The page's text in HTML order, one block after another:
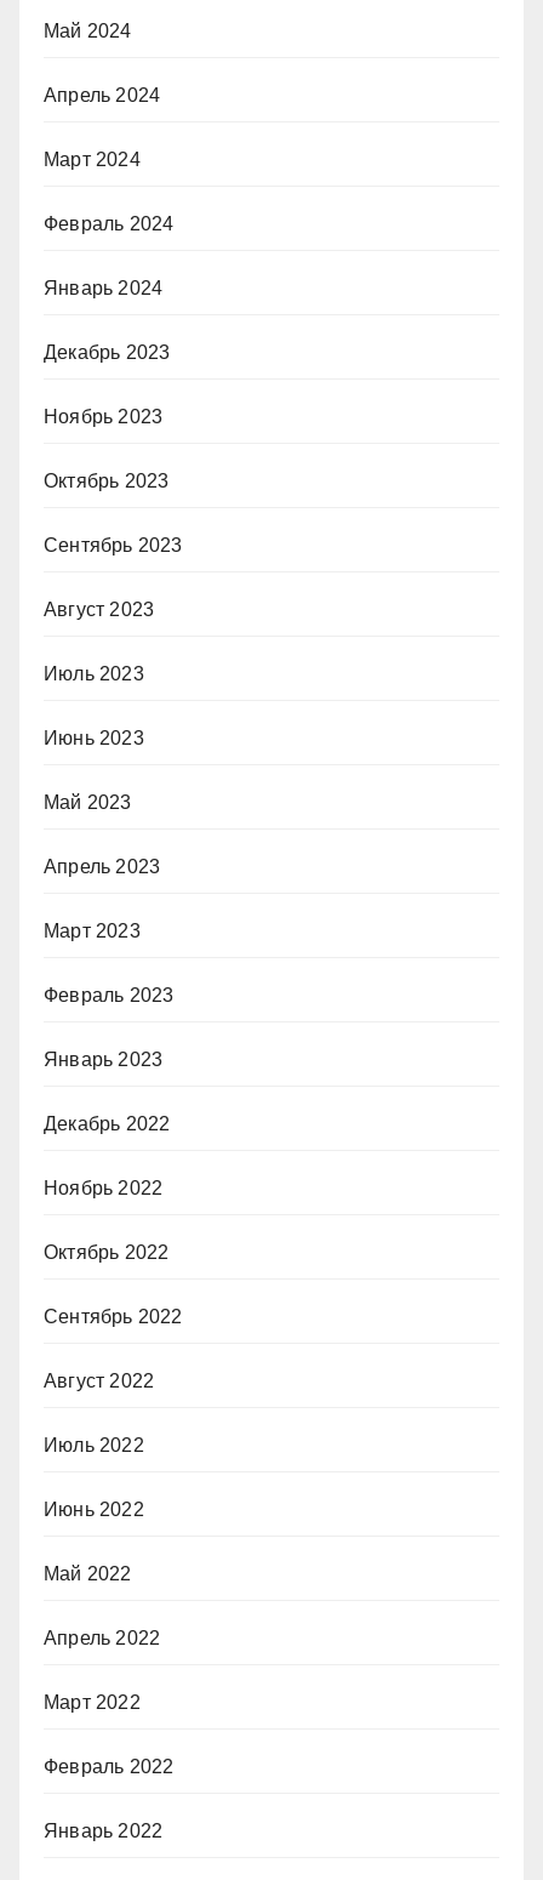
Май 2024
Апрель 2024
Март 2024
Февраль 2024
Январь 2024
Декабрь 2023
Ноябрь 2023
Октябрь 2023
Сентябрь 2023
Август 2023
Июль 2023
Июнь 2023
Май 2023
Апрель 2023
Март 2023
Февраль 2023
Январь 2023
Декабрь 2022
Ноябрь 2022
Октябрь 2022
Сентябрь 2022
Август 2022
Июль 2022
Июнь 2022
Май 2022
Апрель 2022
Март 2022
Февраль 2022
Январь 2022